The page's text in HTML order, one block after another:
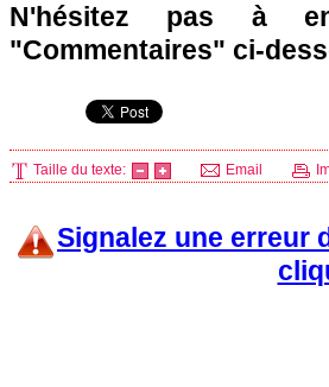
N'hésitez pas à
"Commentaires" ci-
Taille du texte: Email
Signalez une erreur